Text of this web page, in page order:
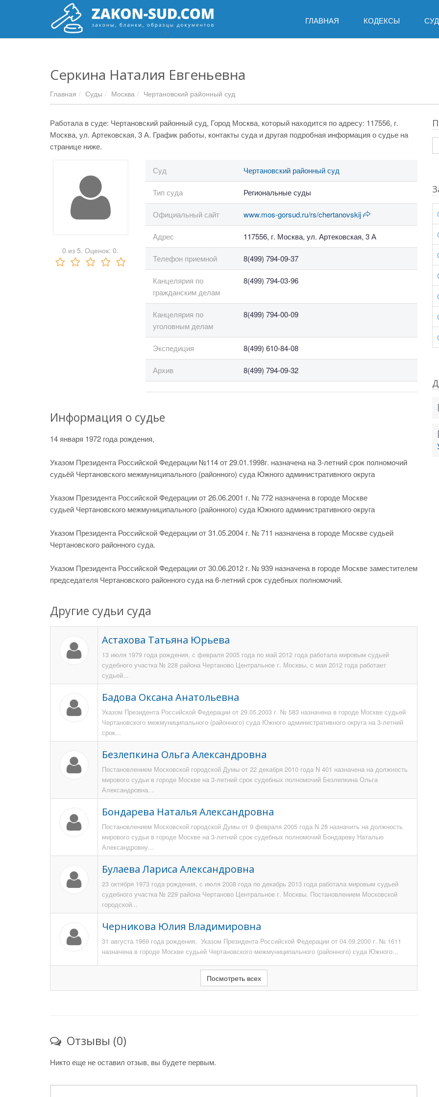
ГЛАВНАЯ КОДЕКСЫ
Серкина Наталия Евгеньевна
Главная Суды Москва Чертановский районный суд
Работала в суде: Чертановский районный суд, Город Москва, который находится по адресу: 117556, г.
Москва, ул. Артековская, 3 А. График работы, контакты суда и другая подробная информация о судье на
странице ниже.
0 из 5. Оценок: 0.
Суд Чертановский районный суд
Тип суда Региональные суды
Официальный сайт www.mos-gorsud.ru/rs/chertanovskij
Адрес 117556, г. Москва, ул. Артековская, 3 А
Телефон приемной 8(499) 794-09-37
Канцелярия по
гражданским делам
8(499) 794-03-96
Канцелярия по
уголовным делам
8(499) 794-00-09
Экспедиция 8(499) 610-84-08
Архив 8(499) 794-09-32
Информация о судье
14 января 1972 года рождения,
Указом Президента Российской Федерации №114 от 29.01.1998г. назначена на 3-летний срок полномочий
судьёй Чертановского межмуниципального (районного) суда Южного административного округа
Указом Президента Российской Федерации от 26.06.2001 г. № 772 назначена в городе Москве
судьей Чертановского межмуниципального (районного) суда Южного административного округа
Указом Президента Российской Федерации от 31.05.2004 г. № 711 назначена в городе Москве судьей
Чертановского районного суда.
Указом Президента Российской Федерации от 30.06.2012 г. № 939 назначена в городе Москве заместителем
председателя Чертановского районного суда на 6-летний срок судебных полномочий.
Другие судьи суда
Астахова Татьяна Юрьева
13 июля 1979 года рождения, с февраля 2005 года по май 2012 года работала мировым судьей
судебного участка № 228 района Чертаново Центральное г. Москвы, с мая 2012 года работает
судьей...
Бадова Оксана Анатольевна
Указом Президента Российской Федерации от 29.05.2003 г. № 583 назначена в городе Москве судьей
Чертановского межмуниципального (районного) суда Южного административного округа на 3-летний
срок...
Безлепкина Ольга Александровна
Постановлением Московской городской Думы от 22 декабря 2010 года N 401 назначена на должность
мирового судьи в городе Москве на 3-летний срок судебных полномочий Безлепкина Ольга
Александровна...
Бондарева Наталья Александровна
Постановлением Московской городской Думы от 9 февраля 2005 года N 28 назначить на должность
мирового судьи в городе Москве на 3-летний срок судебных полномочий Бондареву Наталью
Александровну...
Булаева Лариса Александровна
23 октября 1973 года рождения, с июля 2008 года по декабрь 2013 года работала мировым судьей
судебного участка № 229 района Чертаново Центральное г. Москвы. Постановлением Московской
городской...
Черникова Юлия Владимировна
31 августа 1969 года рождения, Указом Президента Российской Федерации от 04.09.2000 г. № 1611
назначена в городе Москве судьей Чертановского межмуниципального (районного) суда Южного...
Посмотреть всех
Отзывы (0)
Никто еще не оставил отзыв, вы будете первым.